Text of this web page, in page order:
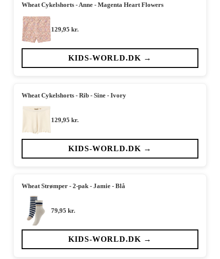
Wheat Cykelshorts - Anne - Magenta Heart Flowers
129,95 kr.
KIDS-WORLD.DK →
Wheat Cykelshorts - Rib - Sine - Ivory
129,95 kr.
KIDS-WORLD.DK →
Wheat Strømper - 2-pak - Jamie - Blå
79,95 kr.
KIDS-WORLD.DK →